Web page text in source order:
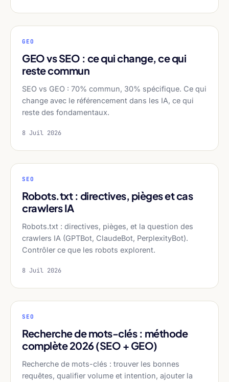
GEO
GEO vs SEO : ce qui change, ce qui
reste commun
SEO vs GEO : 70% commun, 30% spécifique. Ce qui
change avec le référencement dans les IA, ce qui
reste des fondamentaux.
8 Juil 2026
SEO
Robots.txt : directives, pièges et cas
crawlers IA
Robots.txt : directives, pièges, et la question des
crawlers IA (GPTBot, ClaudeBot, PerplexityBot).
Contrôler ce que les robots explorent.
8 Juil 2026
SEO
Recherche de mots-clés : méthode
complète 2026 (SEO + GEO)
Recherche de mots-clés : trouver les bonnes
requêtes, qualifier volume et intention, ajouter la